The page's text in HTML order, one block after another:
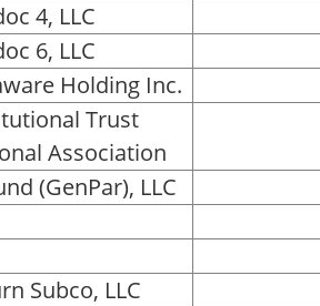
4, LLC
6, LLC
Holding Inc.
Trust
Association
(GenPar), LLC
Subco, LLC